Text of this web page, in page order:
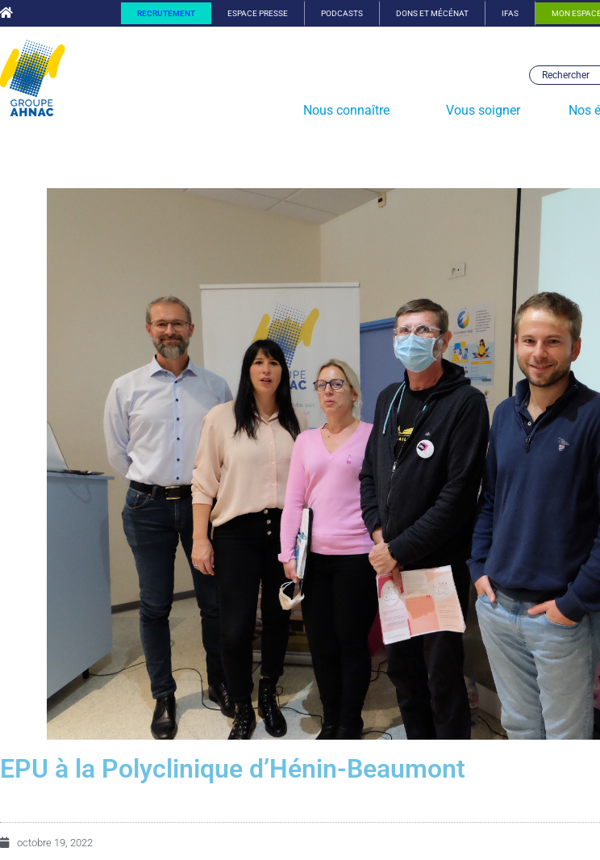
RECRUTEMENT ESPACE PRESSE PODCASTS DONS ET MÉCÉNAT IFAS MON
Nous connaître Vous soigner Nos
EPU à la Polyclinique d’Hénin-Beaumont
octobre 19, 2022